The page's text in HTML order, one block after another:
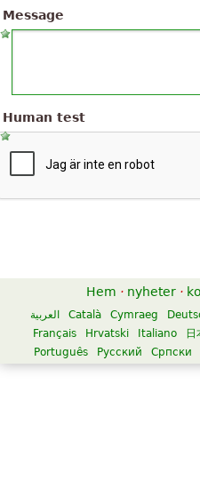
Message
Human test
Hem · nyheter ·
العربية Català Cymraeg
Français
Hrvatski Italiano 日
Português
Русский Српски